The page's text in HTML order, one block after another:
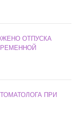
ОТПУСКА
ПРИ